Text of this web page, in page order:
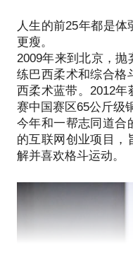
是每次上课都有一种
非常适合你，我会在
通过亲身演示来讲解
巴西柔术的本质是什
斗术；
练习巴西柔术对于身
巴西柔术；
重点：巴西柔术的整
览The big picture，
保有明确的目标和计划
在正式开始训练之前
基础的攻防体系和具
多问题：
不确定这项运动是否
国内的场馆教练良莠
国内柔术教练基本全
常多，语言不通，上
大部分训练馆不会单
学员一起上课，学得
……
打算要深入学习，甚
是每次上课都有一种
非常适合你，我会在
通过亲身演示来讲解：
人生的前25年都是
更瘦。
2009年来到北京，抛
练巴西柔术和综合格
西柔术蓝带。2012
赛中国赛区65公斤级
今年和一帮志同道合
的互联网创业项目，
解并喜欢格斗运动。